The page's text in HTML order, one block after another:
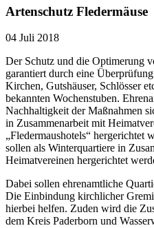
Artenschutz Fledermäuse
04 Juli 2018
Der Schutz und die Optimerung
garantiert durch eine
Kirchen, Gutshäuser, Schlösser
bekannten Wochenstuben.
Nachhaltigkeit der Maßnahmen
in Zusammenarbeit mit
„Fledermaushotels“ hergerichtet
sollen als Winterquartiere in
Heimatvereinen hergerichtet
Dabei sollen ehrenamtliche
Die Einbindung kirchlicher
hierbei helfen. Zuden wird die
dem Kreis Paderborn und